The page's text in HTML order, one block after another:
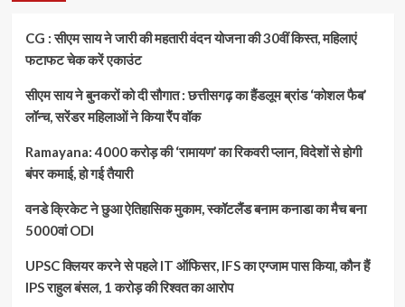
इमारतें,
हजार
मौतों
की
आशंका,
की
घोषणा
CG : सीएम साय ने जारी की महतारी वंदन योजना की 30वीं किस्त, महिलाएं
फटाफट चेक करें एकाउंट
सीएम साय ने बुनकरों को दी सौगात : छत्तीसगढ़ का हैंडलूम ब्रांड ‘कोशल फैब’
लॉन्च, सरेंडर महिलाओं ने किया रैंप वॉक
Ramayana: 4000 करोड़ की ‘रामायण’ का रिकवरी प्लान, विदेशों से होगी
बंपर कमाई, हो गई तैयारी
वनडे क्रिकेट ने छुआ ऐतिहासिक मुकाम, स्कॉटलैंड बनाम कनाडा का मैच बना
5000वां ODI
UPSC क्लियर करने से पहले IT ऑफिसर, IFS का एग्जाम पास किया, कौन हैं
IPS राहुल बंसल, 1 करोड़ की रिश्वत का आरोप